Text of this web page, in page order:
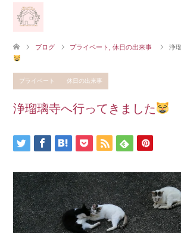
ブログ プライベート 休日の出来事 浄
プライベート 休日の出来事
浄瑠璃寺へ行ってきました